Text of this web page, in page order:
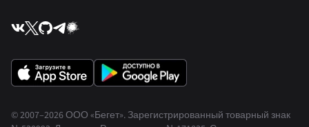
© 2007–2026 ООО «Бегет». Зарегистрированный товарный знак